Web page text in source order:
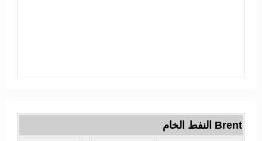
Brent النفط الخام